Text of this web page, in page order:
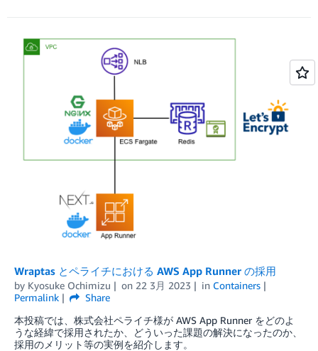
Wraptas とペライチにおける AWS App Runner の採用
by Kyosuke Ochimizu on 22 3月 2023 in Containers
Permalink
Share
本投稿では、株式会社ペライチ様が AWS App Runner をどのよ
うな経緯で採用されたか、どういった課題の解決になったのか、
採用のメリット等の実例を紹介します。